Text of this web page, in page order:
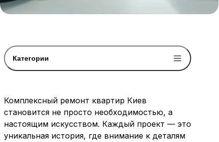
Категории
Комплексный ремонт квартир Киев
становится не просто необходимостью, а
настоящим искусством. Каждый проект — это
уникальная история, где внимание к деталям